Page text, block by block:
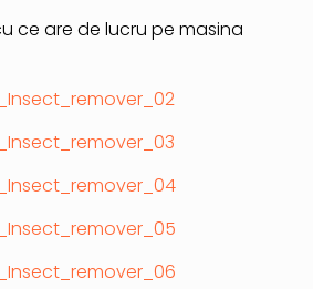
ce are de lucru pe masina